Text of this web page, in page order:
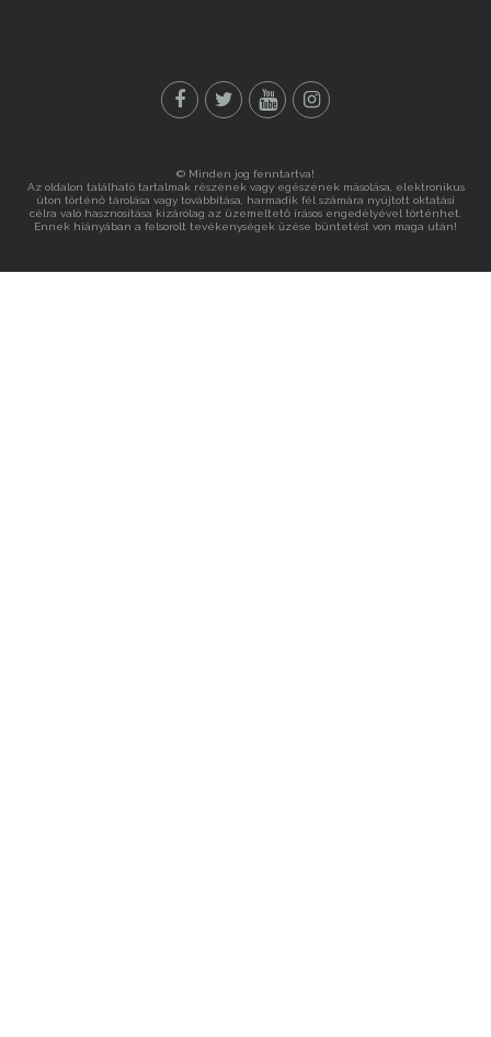
© Minden jog fenntartva!
Az oldalon található tartalmak részének vagy egészének másolása, elektronikus
úton történő tárolása vagy továbbítása, harmadik fél számára nyújtott oktatási
célra való hasznosítása kizárólag az üzemeltető írásos engedélyével történhet.
Ennek hiányában a felsorolt tevékenységek űzése büntetést von maga után!